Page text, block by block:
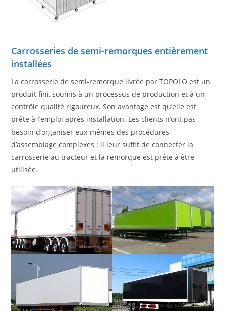
Carrosseries de semi-remorques entièrement
installées
La carrosserie de semi-remorque livrée par TOPOLO est un
produit fini, soumis à un processus de production et à un
contrôle qualité rigoureux. Son avantage est qu’elle est
prête à l’emploi après installation. Les clients n’ont pas
besoin d’organiser eux-mêmes des procédures
d’assemblage complexes : il leur suffit de connecter la
carrosserie au tracteur et la remorque est prête à être
utilisée.